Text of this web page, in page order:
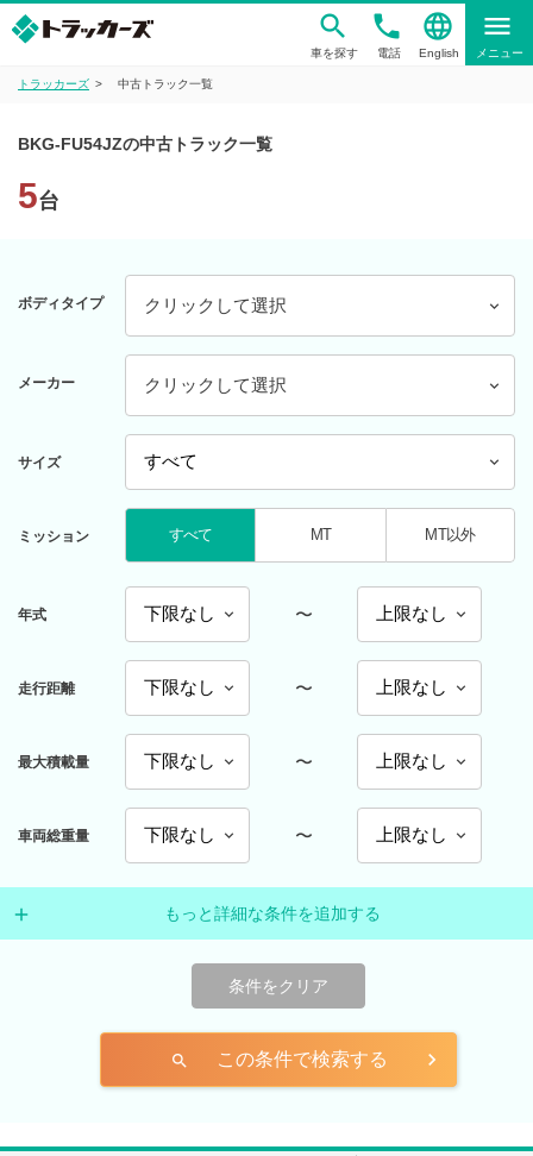
車を探す
phone
電話
language
English
menu
メニュー
トラッカーズ 中古トラック一覧
BKG-FU54JZの中古トラック一覧
5台
ボディタイプ クリックして選択
メーカー クリックして選択
サイズ
ミッション すべて MT MT以外
年式 〜
走行距離 〜
最大積載量 〜
車両総重量 〜
もっと詳細な条件を追加する
条件をクリア
search この条件で検索する